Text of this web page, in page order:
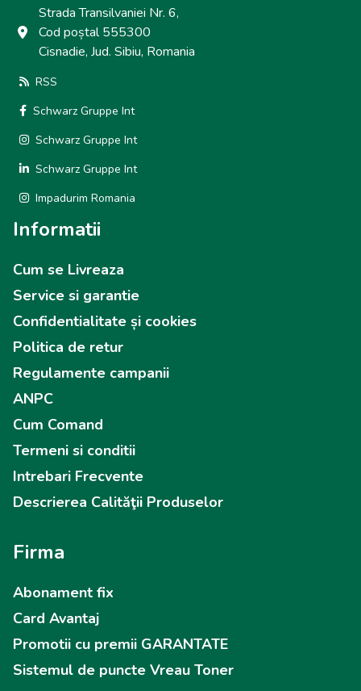
Strada Transilvaniei Nr. 6,
Cod poștal 555300
Cisnadie, Jud. Sibiu, Romania
RSS
Schwarz Gruppe Int
Schwarz Gruppe Int
Schwarz Gruppe Int
Impadurim Romania
Informatii
Cum se Livreaza
Service si garantie
Confidentialitate și cookies
Politica de retur
Regulamente campanii
ANPC
Cum Comand
Termeni si conditii
Intrebari Frecvente
Descrierea Calităţii Produselor
Firma
Abonament fix
Card Avantaj
Promotii cu premii GARANTATE
Sistemul de puncte Vreau Toner